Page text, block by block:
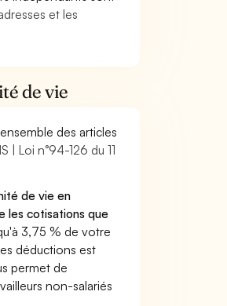
et les
de vie
des articles
| Loi n°94-126 du 11
de vie en
les cotisations que
3,75 % de votre
déductions est
permet de
non-salariés